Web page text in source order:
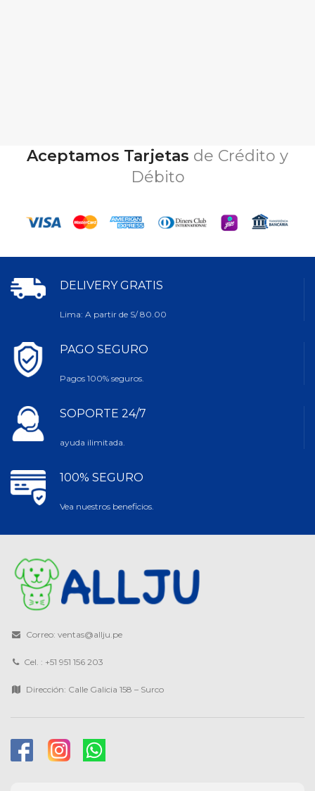
Aceptamos Tarjetas de Crédito y
Débito
DELIVERY GRATIS
Lima: A partir de S/ 80.00
PAGO SEGURO
Pagos 100% seguros.
SOPORTE 24/7
ayuda ilimitada.
100% SEGURO
Vea nuestros beneficios.
Correo: ventas@allju.pe
Cel. : +51 951 156 203
Dirección: Calle Galicia 158 – Surco